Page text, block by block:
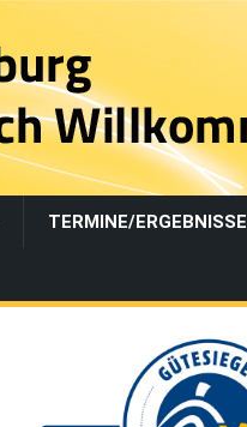
TERMINE/ERGEBNISSE